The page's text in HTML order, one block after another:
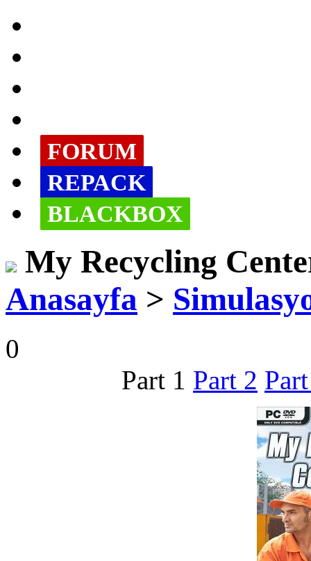
FORUM
REPACK
BLACKBOX
My Recycling
Anasayfa >
0
Part 1 Part 2